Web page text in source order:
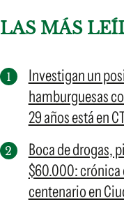
LAS MÁS
Investigan un
hamburguesas
29 años está en
Boca de drogas,
$60.000: crónica
centenario en